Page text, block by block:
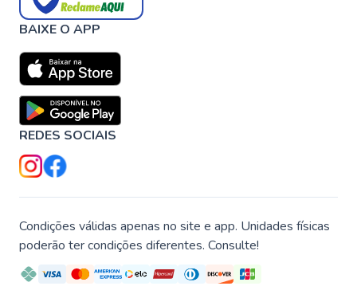
BAIXE O APP
REDES SOCIAIS
Condições válidas apenas no site e app. Unidades físicas
poderão ter condições diferentes. Consulte!